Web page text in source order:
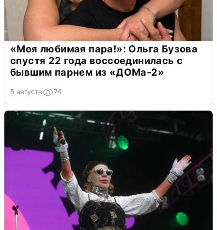
«Моя любимая пара!»: Ольга Бузова
спустя 22 года воссоединилась с
бывшим парнем из «ДОМа-2»
5 августа 74